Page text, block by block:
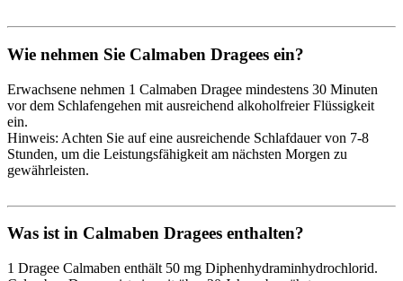
Wie nehmen Sie Calmaben Dragees ein?
Erwachsene nehmen 1 Calmaben Dragee mindestens 30 Minuten
vor dem Schlafengehen mit ausreichend alkoholfreier Flüssigkeit
ein.
Hinweis: Achten Sie auf eine ausreichende Schlafdauer von 7-8
Stunden, um die Leistungsfähigkeit am nächsten Morgen zu
gewährleisten.
Was ist in Calmaben Dragees enthalten?
1 Dragee Calmaben enthält 50 mg Diphenhydraminhydrochlorid.